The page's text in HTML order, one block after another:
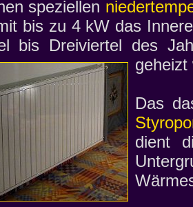
speziellen
bis zu 4 kW das
bis Dreiviertel des
geheizt
Das
dient